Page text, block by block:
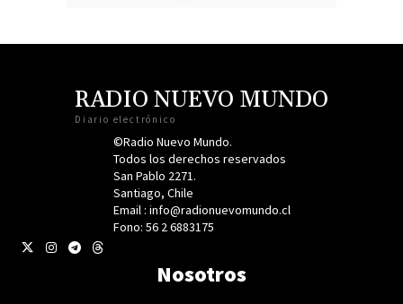
RADIO NUEVO MUNDO
Diario electrónico
©Radio Nuevo Mundo.
Todos los derechos reservados
San Pablo 2271.
Santiago, Chile
Email : info@radionuevomundo.cl
Fono: 56 2 6883175
Nosotros